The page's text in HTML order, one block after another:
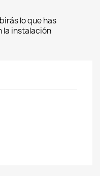
lo que has
la instalación